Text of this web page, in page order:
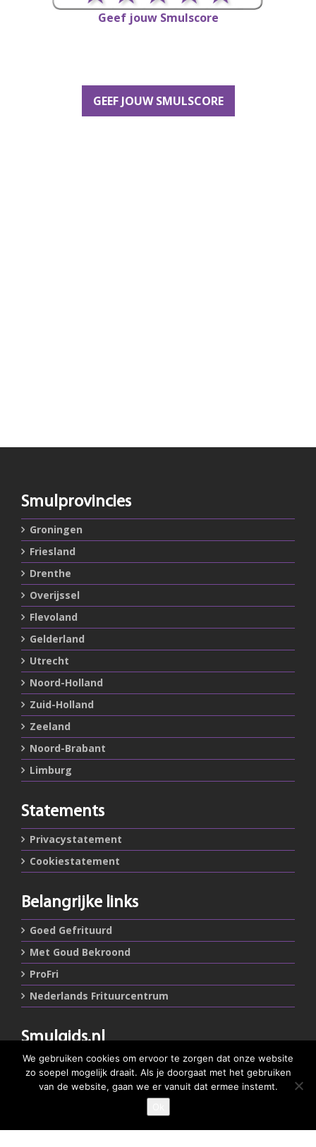
Geef jouw Smulscore
GEEF JOUW SMULSCORE
GEEF JE SMULSCORE
Smulprovincies
Groningen
Friesland
Drenthe
Overijssel
Flevoland
Gelderland
Utrecht
Noord-Holland
Zuid-Holland
Zeeland
Noord-Brabant
Limburg
Statements
Privacystatement
Cookiestatement
Belangrijke links
Goed Gefrituurd
Met Goud Bekroond
ProFri
Nederlands Frituurcentrum
Smulgids.nl
Nederlands Frituurcentrum
Blaarthemseweg 72
5502 JW Veldhoven
We gebruiken cookies om ervoor te zorgen dat onze website
zo soepel mogelijk draait. Als je doorgaat met het gebruiken
van de website, gaan we er vanuit dat ermee instemt.